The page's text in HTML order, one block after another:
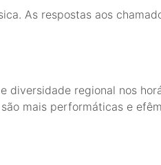
As respostas aos
diversidade regional nos
mais performáticas e